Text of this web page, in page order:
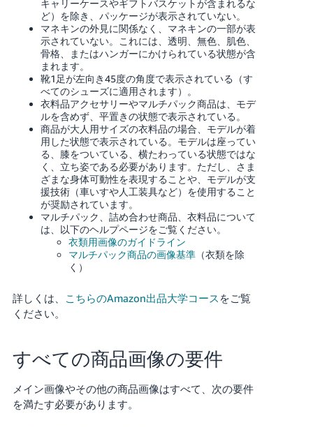
キャリーケースやギフトバスケットが含まれるな
ど）を除き、パッケージが表示されていない。
マネキンの外見に関係なく、マネキンの一部が表
示されていない。これには、透明、無色、肌色、
骨格、またはハンガーにかけられている状態が含
まれます。
靴1足が左向き45度の角度で表示されている（す
べてのシューズに適用されます）。
衣料品アクセサリーやマルチパック商品は、モデ
ルを含めず、平置きの状態で表示されている。
商品が大人用サイズの衣料品の場合、モデルが着
用した状態で表示されている。モデルは座ってい
る、膝をついている、横たわっている状態ではな
く、立ち姿である必要があります。ただし、さま
ざまな身体可動性を表現することや、モデルが支
援技術（車いすや人工装具など）を使用すること
が奨励されています。
マルチパック、詰め合わせ商品、衣料品について
は、以下のヘルプページをご覧ください。
衣類用画像のガイドライン
マルチパック商品の画像基準（衣類を除
く）
詳しくは、 こちらのAmazon出品大学コース をご覧
ください。
すべての商品画像の要件
メイン画像やその他の商品画像はすべて、次の要件
を満たす必要があります。